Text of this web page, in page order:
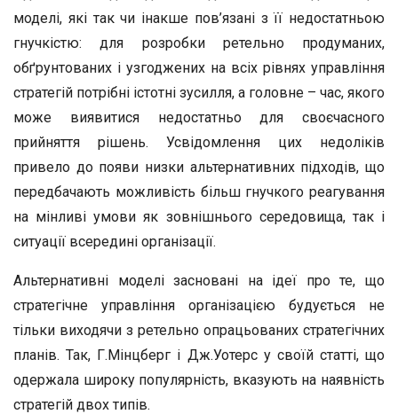
моделі, які так чи інакше пов’язані з її недостатньою
гнучкістю: для розробки ретельно продуманих,
обґрунтованих і узгоджених на всіх рівнях управління
стратегій потрібні істотні зусилля, а головне – час, якого
може виявитися недостатньо для своєчасного
прийняття рішень. Усвідомлення цих недоліків
привело до появи низки альтернативних підходів, що
передбачають можливість більш гнучкого реагування
на мінливі умови як зовнішнього середовища, так і
ситуації всередині організації.
Альтернативні моделі засновані на ідеї про те, що
стратегічне управління організацією будується не
тільки виходячи з ретельно опрацьованих стратегічних
планів. Так, Г.Мінцберг і Дж.Уотерс у своїй статті, що
одержала широку популярність, вказують на наявність
стратегій двох типів.